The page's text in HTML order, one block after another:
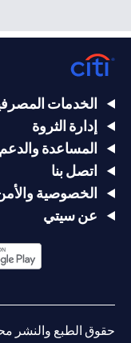
الخدمات
إدارة الثروة
المساعدة والدعم
اتصل بنا
الخصوصية
عن سيتي
حقوق الطبع والنشر محفوظة ©2026